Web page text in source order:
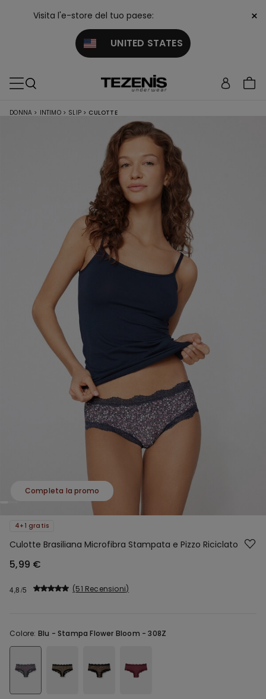
Visita l'e-store del tuo paese:
UNITED STATES
×
DONNA > INTIMO > SLIP > CULOTTE
Completa la promo
4+1 gratis
Culotte Brasiliana Microfibra Stampata e Pizzo Riciclato
5,99 €
4,8 51 Recensioni
Colore: Blu -Stampa Flower Bloom - 308Z